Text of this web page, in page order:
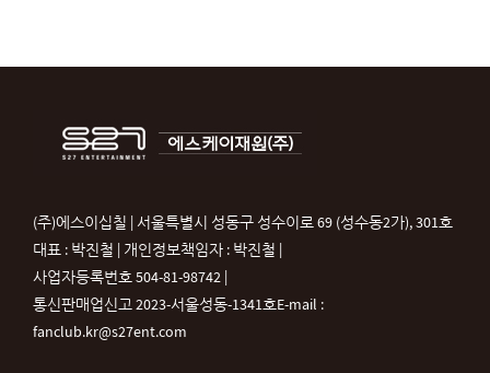
(주)에스이십칠 | 서울특별시 성동구 성수이로 69 (성수동2가), 301호
대표 : 박진철 | 개인정보책임자 : 박진철 |
사업자등록번호 504-81-98742 |
통신판매업신고 2023-서울성동-1341호E-mail :
fanclub.kr@s27ent.com